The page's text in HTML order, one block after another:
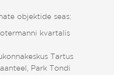
objektide seas:
kvartalis
Tartus
Park Tondi